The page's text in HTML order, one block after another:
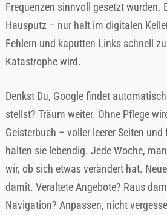
Frequenzen sinnvoll gesetzt wurden.
Hausputz – nur halt im digitalen
Fehlern und kaputten Links schnell
Katastrophe wird.
Denkst Du, Google findet
stellst? Träum weiter. Ohne Pflege
Geisterbuch – voller leerer Seiten
halten sie lebendig. Jede Woche,
wir, ob sich etwas verändert hat.
damit. Veraltete Angebote? Raus
Navigation? Anpassen, nicht